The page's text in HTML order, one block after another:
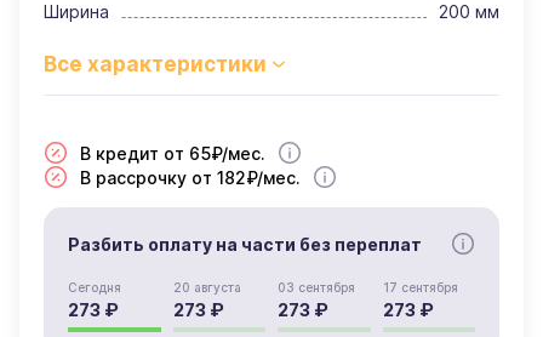
Ширина
200 мм
В кредит от 65₽/мес.
В рассрочку от 182₽/мес.
Разбить оплату на части без переплат
Сегодня
273 ₽
20 августа
273 ₽
03 сентября
273 ₽
17 сентября
273 ₽